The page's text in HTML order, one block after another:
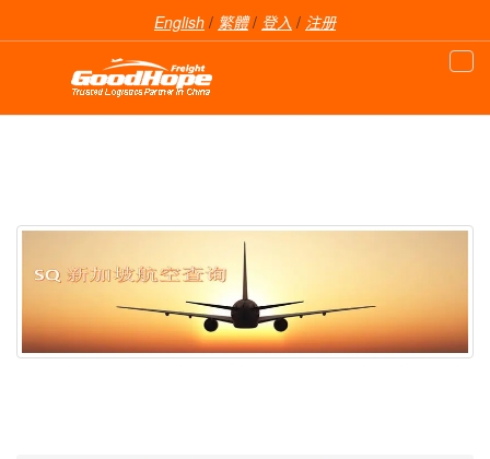
English / 繁體/ 登入 / 注册